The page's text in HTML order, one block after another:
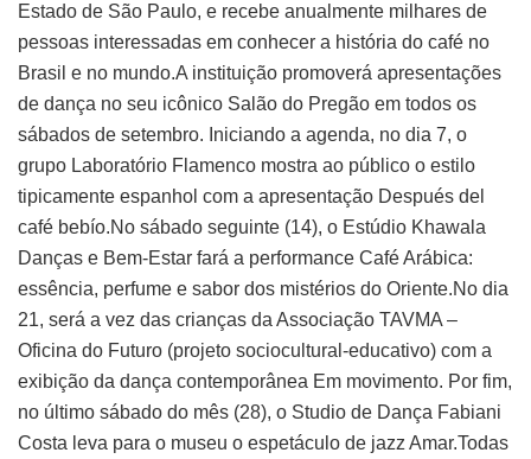
Estado de São Paulo, e recebe anualmente milhares de
pessoas interessadas em conhecer a história do café no
Brasil e no mundo.A instituição promoverá apresentações
de dança no seu icônico Salão do Pregão em todos os
sábados de setembro. Iniciando a agenda, no dia 7, o
grupo Laboratório Flamenco mostra ao público o estilo
tipicamente espanhol com a apresentação Después del
café bebío.No sábado seguinte (14), o Estúdio Khawala
Danças e Bem-Estar fará a performance Café Arábica:
essência, perfume e sabor dos mistérios do Oriente.No dia
21, será a vez das crianças da Associação TAVMA –
Oficina do Futuro (projeto sociocultural-educativo) com a
exibição da dança contemporânea Em movimento. Por fim,
no último sábado do mês (28), o Studio de Dança Fabiani
Costa leva para o museu o espetáculo de jazz Amar.Todas